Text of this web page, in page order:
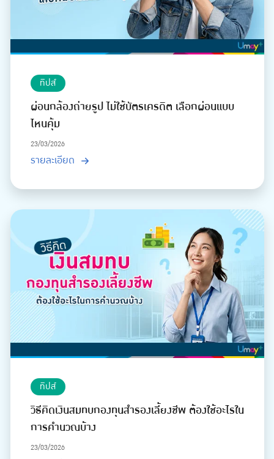
ทิปส์
ผ่อนกล้องถ่ายรูป ไม่ใช้บัตรเครดิต เลือกผ่อนแบบ
ไหนคุ้ม
23/03/2026
รายละเอียด
ทิปส์
วิธีคิดเงินสมทบกองทุนสำรองเลี้ยงชีพ ต้องใช้อะไรใน
การคำนวณบ้าง
23/03/2026